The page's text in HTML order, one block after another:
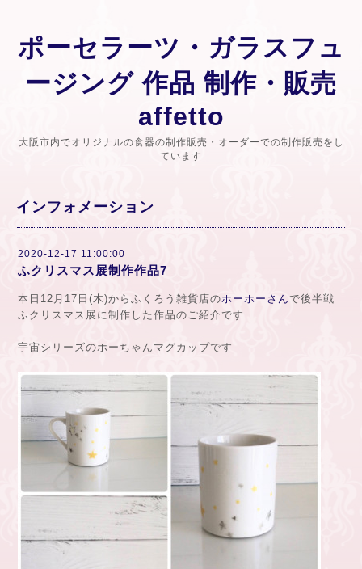
ポーセラーツ・ガラスフュ
ージング 作品 制作・販売
affetto
大阪市内でオリジナルの食器の制作販売・オーダーでの制作販売をし
ています
インフォメーション
2020-12-17 11:00:00
ふクリスマス展制作作品7
本日12月17日(木)からふくろう雑貨店のホーホーさんで後半戦
ふクリスマス展に制作した作品のご紹介です
宇宙シリーズのホーちゃんマグカップです